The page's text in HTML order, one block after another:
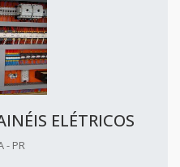
ELÉTRICOS
- PR